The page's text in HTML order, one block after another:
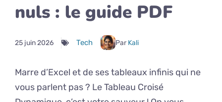
nuls : le guide PDF
25 juin 2026 Tech Par Kali
Marre d’Excel et de ses tableaux infinis qui ne
vous parlent pas ? Le Tableau Croisé